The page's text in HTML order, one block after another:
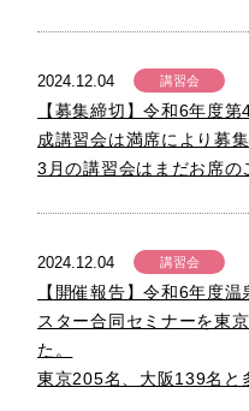
2024.12.04 講習会
【募集締切】令和6年度
成講習会は満席により募
3月の講習会はまだお席の
2024.12.04 講習会
【開催報告】令和6年度
スター合同セミナーを東
た。
東京205名、大阪139名と